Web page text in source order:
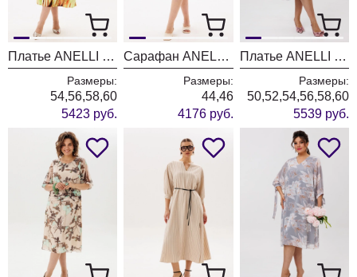
Платье ANELLI LAUREL 1857 розовые цветы
Размеры:
54,56,58,60
5423 руб.
Сарафан ANELLI LAUREL 1567 коралловый риф
Размеры:
44,46
4176 руб.
Платье ANELLI LAUREL 1898 пепельные бабочки
Размеры:
50,52,54,56,58,60
5539 руб.